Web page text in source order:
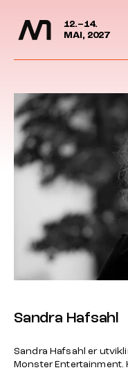
Jump to content
12.–14.
MAI, 2027
Sandra Hafsahl
Sandra Hafsahl er
Monster Entertainment.